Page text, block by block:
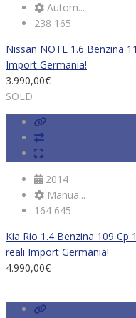
Autom...
238 165
Nissan NOTE 1.6 Benzina
Import Germania!
3.990,00€
SOLD
2014
Manua...
164 645
Kia Rio 1.4 Benzina 109 Cp
reali Import Germania!
4.990,00€